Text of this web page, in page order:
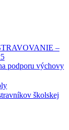
–
podporu výchovy
školskej